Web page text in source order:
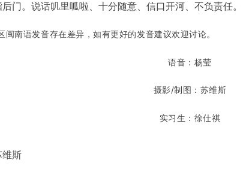
门。说话叽里呱啦、十分随意、信口开河、不负责任。
闽南语发音存在差异，如有更好的发音建议欢迎讨论。
语音：杨莹
摄影/制图：苏维斯
实习生：徐仕祺
维斯